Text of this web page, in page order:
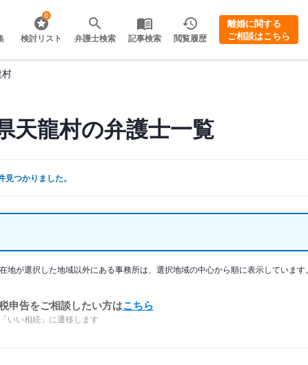
0
検討リスト 弁護士検索 記事検索 閲覧履歴
離婚に関する
ご相談はこちら
天龍村の弁護士一覧
見つかりました。
が選択した地域以外にある事務所は、選択地域の中心から順に表示しています。
申告をご相談したい方はこちら
いい相続」に遷移します